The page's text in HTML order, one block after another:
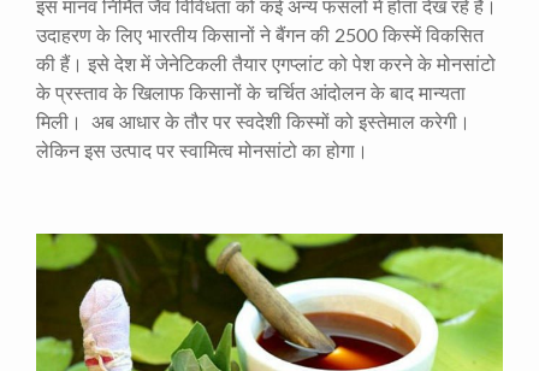
इस मानव निर्मित जैव विविधता को कई अन्य फसलों में होता देख रहे हैं।
उदाहरण के लिए भारतीय किसानों ने बैंगन की 2500 किस्में विकसित
की हैं। इसे देश में जेनेटिकली तैयार एगप्लांट को पेश करने के मोनसांटो
के प्रस्ताव के खिलाफ किसानों के चर्चित आंदोलन के बाद मान्यता
मिली। अब आधार के तौर पर स्वदेशी किस्मों को इस्तेमाल करेगी।
लेकिन इस उत्पाद पर स्वामित्व मोनसांटो का होगा।